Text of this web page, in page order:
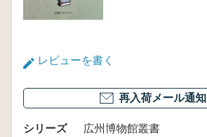
レビューを書く
再入荷メール通知
シリーズ
広州博物館叢書